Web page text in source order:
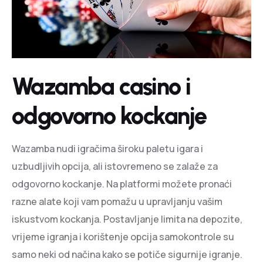
Wazamba casino i
odgovorno kockanje
Wazamba nudi igračima široku paletu igara i
uzbudljivih opcija, ali istovremeno se zalaže za
odgovorno kockanje. Na platformi možete pronaći
razne alate koji vam pomažu u upravljanju vašim
iskustvom kockanja. Postavljanje limita na depozite,
vrijeme igranja i korištenje opcija samokontrole su
samo neki od načina kako se potiče sigurnije igranje.